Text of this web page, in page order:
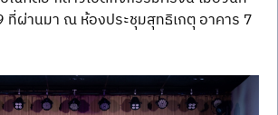
ผ่านมา ณ ห้องประชุมสุทธิเกตุ อาคาร 7